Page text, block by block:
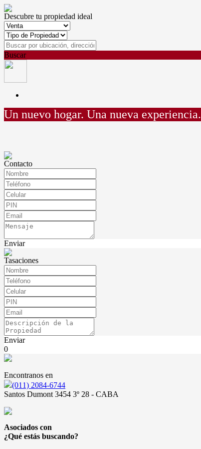
Descubre tu propiedad ideal
Buscar
Un nuevo hogar. Una nueva experiencia.
Contacto
Enviar
Tasaciones
Enviar
0
Encontranos en
(011) 2084-6744
Santos Dumont 3454 3º 28 - CABA
Asociados con
¿Qué estás buscando?